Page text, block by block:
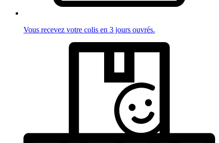
Vous recevez votre colis en 3 jours ouvrés.